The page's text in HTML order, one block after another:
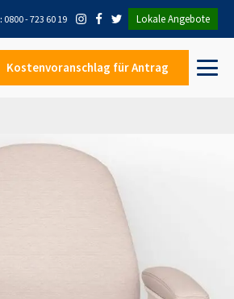
: 0800 - 723 60 19 Lokale Angebote
Kostenvoranschlag für Antrag